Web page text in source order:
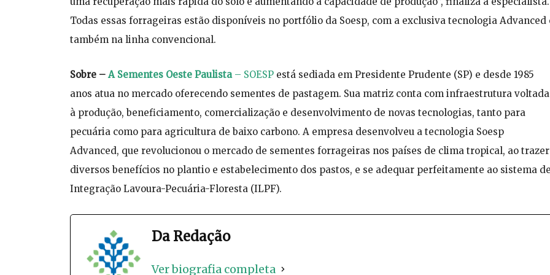
Todas essas forrageiras estão disponíveis no portfólio da Soesp, com a exclusiva tecnologia Advanced
também na linha convencional.
Sobre – A Sementes Oeste Paulista– SOESP está sediada em Presidente Prudente (SP) e desde 1985
anos atua no mercado oferecendo sementes de pastagem. Sua matriz conta com infraestrutura voltada
à produção, beneficiamento, comercialização e desenvolvimento de novas tecnologias, tanto para
pecuária como para agricultura de baixo carbono. A empresa desenvolveu a tecnologia Soesp
Advanced, que revolucionou o mercado de sementes forrageiras nos países de clima tropical, ao trazer
diversos benefícios no plantio e estabelecimento dos pastos, e se adequar perfeitamente ao sistema
Integração Lavoura-Pecuária-Floresta (ILPF).
Da Redação
Ver biografia completa